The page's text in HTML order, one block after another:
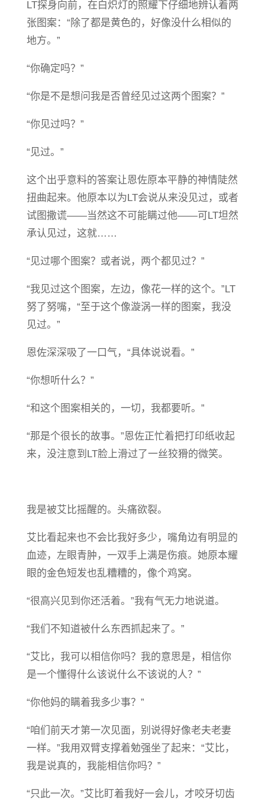
LT探身向前，在白炽灯的照耀下仔细地辨认着两
张图案：“除了都是黄色的，好像没什么相似的
地方。”
“你确定吗？”
“你是不是想问我是否曾经见过这两个图案？”
“你见过吗？”
“见过。”
这个出乎意料的答案让恩佐原本平静的神情陡然
扭曲起来。他原本以为LT会说从来没见过，或者
试图撒谎——当然这不可能瞒过他——可LT坦然
承认见过，这就……
“见过哪个图案？或者说，两个都见过？”
“我见过这个图案，左边，像花一样的这个。”LT
努了努嘴，“至于这个像漩涡一样的图案，我没
见过。”
恩佐深深吸了一口气，“具体说说看。”
“你想听什么？”
“和这个图案相关的，一切，我都要听。”
“那是个很长的故事。”恩佐正忙着把打印纸收起
来，没注意到LT脸上滑过了一丝狡猾的微笑。
我是被艾比摇醒的。头痛欲裂。
艾比看起来也不会比我好多少，嘴角边有明显的
血迹，左眼青肿，一双手上满是伤痕。她原本耀
眼的金色短发也乱糟糟的，像个鸡窝。
“很高兴见到你还活着。”我有气无力地说道。
“我们不知道被什么东西抓起来了。”
“艾比，我可以相信你吗？我的意思是，相信你
是一个懂得什么该说什么不该说的人？”
“你他妈的瞒着我多少事？”
“咱们前天才第一次见面，别说得好像老夫老妻
一样。”我用双臂支撑着勉强坐了起来：“艾比，
我是说真的，我能相信你吗？”
“只此一次。”艾比盯着我好一会儿，才咬牙切齿